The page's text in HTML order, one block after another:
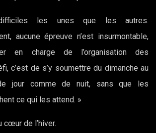
les unes que les autres.
aucune épreuve n’est insurmontable,
en charge de l’organisation des
c’est de s’y soumettre du dimanche au
jour comme de nuit, sans que les
ce qui les attend. »
cœur de l’hiver.